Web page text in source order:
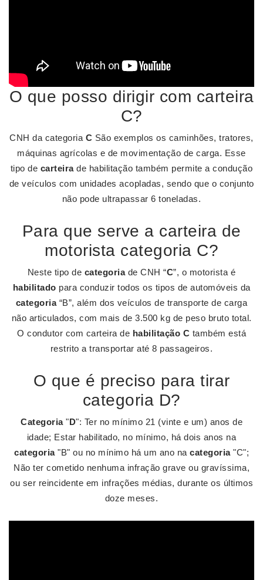
O que posso dirigir com carteira
C?
CNH da categoria C São exemplos os caminhões, tratores,
máquinas agrícolas e de movimentação de carga. Esse
tipo de carteirade habilitação também permite a condução
de veículos com unidades acopladas, sendo que o conjunto
não pode ultrapassar 6 toneladas.
Para que serve a carteira de
motorista categoria C?
Neste tipo de categoriade CNH “C”, o motorista é
habilitado para conduzir todos os tipos de automóveis da
categoria“B”, além dos veículos de transporte de carga
não articulados, com mais de 3.500 kg de peso bruto total.
O condutor com carteira de habilitação C também está
restrito a transportar até 8 passageiros.
O que é preciso para tirar
categoria D?
Categoria"D": Ter no mínimo 21 (vinte e um) anos de
idade; Estar habilitado, no mínimo, há dois anos na
categoria"B" ou no mínimo há um ano na categoria"C";
Não ter cometido nenhuma infração grave ou gravíssima,
ou ser reincidente em infrações médias, durante os últimos
doze meses.